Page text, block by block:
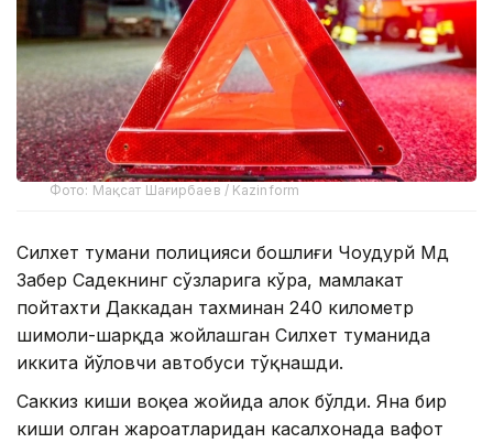
Фото: Мақсат Шағирбаев / Kazinform
Силхет тумани полицияси бошлиғи Чоудҳурй Мд
Забер Садекнинг сўзларига кўра, мамлакат
пойтахти Даккадан тахминан 240 километр
шимоли-шарқда жойлашган Силхет туманида
иккита йўловчи автобуси тўқнашди.
Саккиз киши воқеа жойида ҳалок бўлди. Яна бир
киши олган жароҳатларидан касалхонада вафот